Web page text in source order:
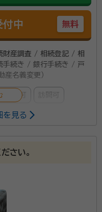
中 無料
産調査 / 相続登記 / 相
続き / 銀行手続き / 戸
名義変更）
相談可 訪問可
登記相談員、土地の所有者不
早期退職で司法書士
、国籍や戸籍に関す
を見る
さい。